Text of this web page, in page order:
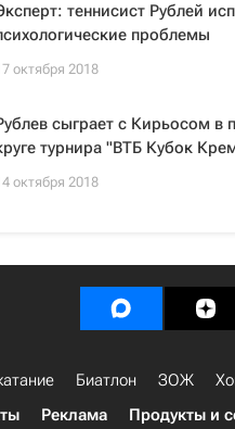
теннисист Рублей
проблемы
октября 2018
сыграет с Кирьосом в
турнира "ВТБ Кубок
октября 2018
Биатлон ЗОЖ
Реклама Продукты и